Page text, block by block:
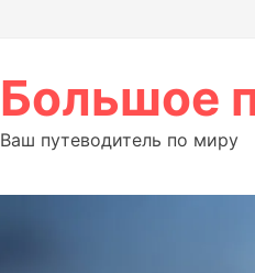
Большое
Ваш путеводитель по миру